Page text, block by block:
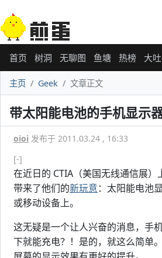
首页 树洞 无聊图 鱼塘 热榜 大
主页 Geek 文章正文
带太阳能电池的手机显示
oioi 发布于 2011.03.24 , 16:33
[-]
在近日的 CTIA（美国无线通信展）
带来了他们的新玩意：太阳能电池
或移动设备上。
这无疑是一个让人兴奋的消息，手
下就能充电？！是的，就这么简单